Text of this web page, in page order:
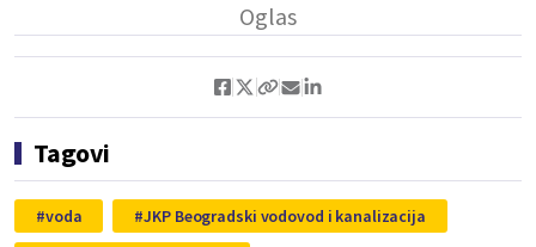
Tagovi
voda
JKP Beogradski vodovod i kanalizacija